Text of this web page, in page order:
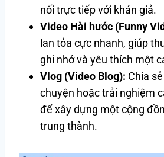
nối trực tiếp với khán giả.
Video Hài hước (Funny
lan tỏa cực nhanh, giúp
ghi nhớ và yêu thích một
Vlog (Video Blog): Chia
chuyện hoặc trải nghiệm
để xây dựng một cộng
trung thành.